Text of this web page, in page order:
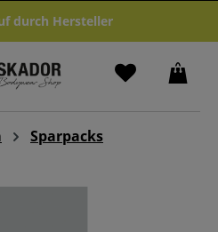
durch Hersteller
Sparpacks